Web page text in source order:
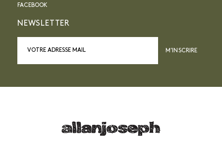
FACEBOOK
NEWSLETTER
M’INSCRIRE